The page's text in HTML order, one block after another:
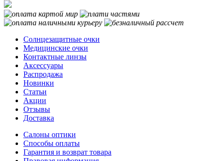
Солнцезащитные очки
Медицинские очки
Контактные линзы
Аксессуары
Распродажа
Новинки
Статьи
Акции
Отзывы
Доставка
Салоны оптики
Способы оплаты
Гарантия и возврат товара